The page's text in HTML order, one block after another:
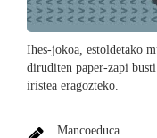
Ihes-jokoa, estoldetako
diruditen paper-zapi
iristea eragozteko.
Mancoeduca